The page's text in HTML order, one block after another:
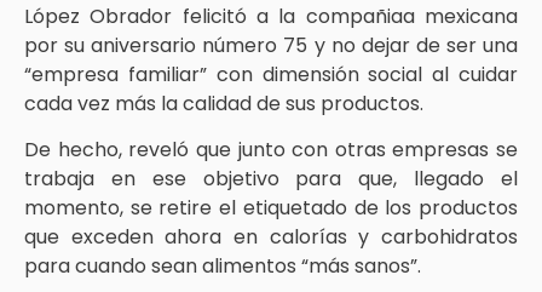
López Obrador felicitó a la compañiaa mexicana
por su aniversario número 75 y no dejar de ser una
“empresa familiar” con dimensión social al cuidar
cada vez más la calidad de sus productos.
De hecho, reveló que junto con otras empresas se
trabaja en ese objetivo para que, llegado el
momento, se retire el etiquetado de los productos
que exceden ahora en calorías y carbohidratos
para cuando sean alimentos “más sanos”.